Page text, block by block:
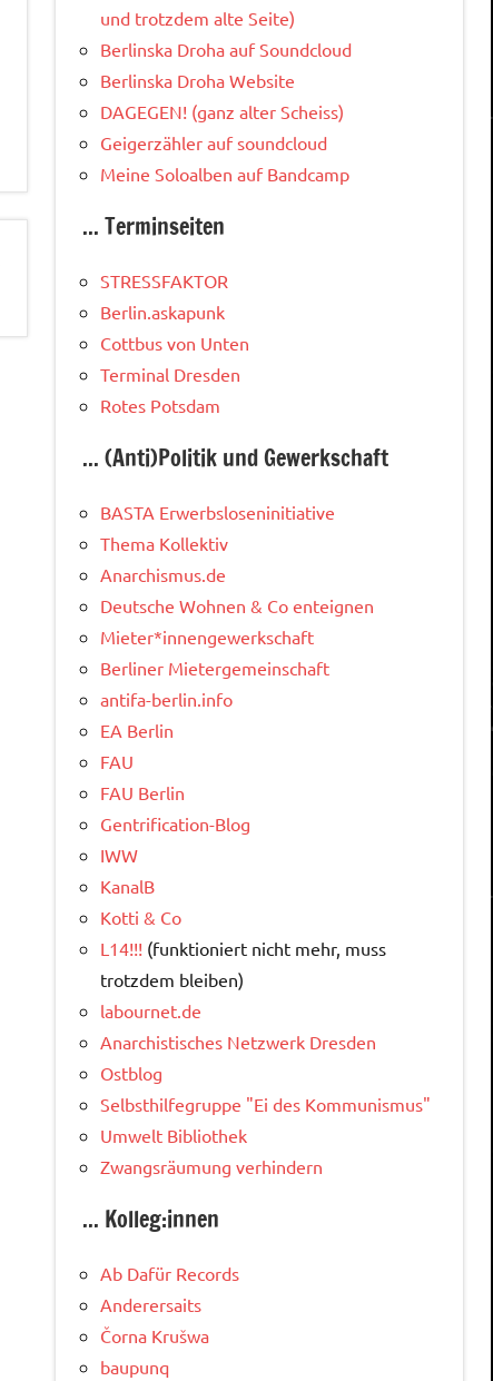
und trotzdem alte Seite)
Berlinska Droha auf Soundcloud
Berlinska Droha Website
DAGEGEN! (ganz alter Scheiss)
Geigerzähler auf soundcloud
Meine Soloalben auf Bandcamp
... Terminseiten
STRESSFAKTOR
Berlin.askapunk
Cottbus von Unten
Terminal Dresden
Rotes Potsdam
... (Anti)Politik und Gewerkschaft
BASTA Erwerbsloseninitiative
Thema Kollektiv
Anarchismus.de
Deutsche Wohnen & Co enteignen
Mieter*innengewerkschaft
Berliner Mietergemeinschaft
antifa-berlin.info
EA Berlin
FAU
FAU Berlin
Gentrification-Blog
IWW
KanalB
Kotti & Co
L14!!! (funktioniert nicht mehr, muss
trotzdem bleiben)
labournet.de
Anarchistisches Netzwerk Dresden
Ostblog
Selbsthilfegruppe "Ei des Kommunismus"
Umwelt Bibliothek
Zwangsräumung verhindern
... Kolleg:innen
Ab Dafür Records
Anderersaits
Čorna Krušwa
baupunq